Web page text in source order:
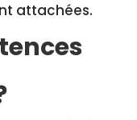
attachées.